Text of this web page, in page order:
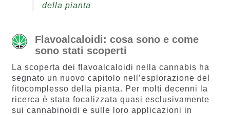
della pianta
Flavoalcaloidi: cosa sono e come
sono stati scoperti
La scoperta dei flavoalcaloidi nella cannabis ha
segnato un nuovo capitolo nell’esplorazione del
fitocomplesso della pianta. Per molti decenni la
ricerca è stata focalizzata quasi esclusivamente
sui cannabinoidi e sulle loro applicazioni in